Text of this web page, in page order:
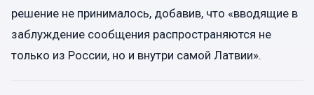
решение не принималось, добавив, что «вводящие в
заблуждение сообщения распространяются не
только из России, но и внутри самой Латвии».